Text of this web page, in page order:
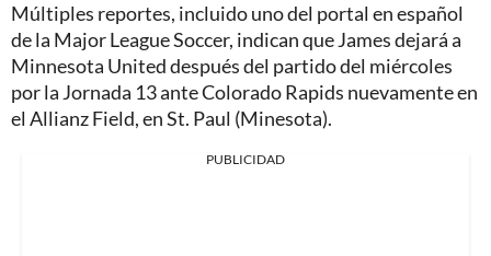
Múltiples reportes, incluido uno del portal en español
de la Major League Soccer, indican que James dejará a
Minnesota United después del partido del miércoles
por la Jornada 13 ante Colorado Rapids nuevamente en
el Allianz Field, en St. Paul (Minesota).
PUBLICIDAD